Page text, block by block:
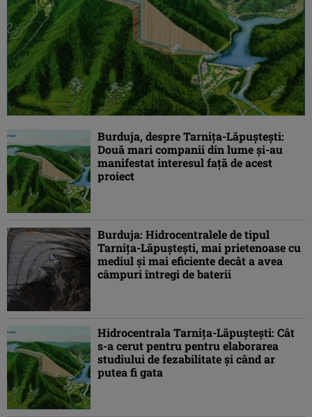
Burduja, despre Tarniţa-Lăpuşteşti:
Două mari companii din lume şi-au
manifestat interesul faţă de acest
proiect
Burduja: Hidrocentralele de tipul
Tarniţa-Lăpuşteşti, mai prietenoase cu
mediul şi mai eficiente decât a avea
câmpuri întregi de baterii
Hidrocentrala Tarnița-Lăpuștești: Cât
s-a cerut pentru pentru elaborarea
studiului de fezabilitate și când ar
putea fi gata